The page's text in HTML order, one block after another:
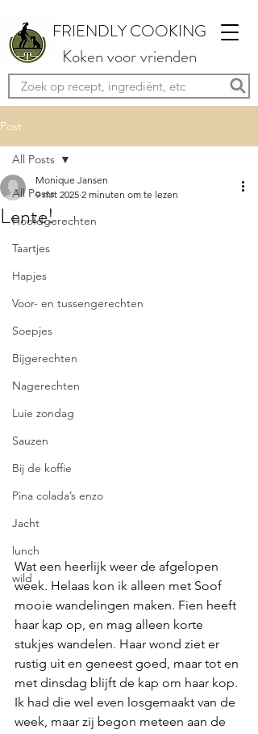
FRIENDLY COOKING
Koken voor vrienden
Post
All Posts
Hoofdgerechten
Taartjes
Hapjes
Voor- en tussengerechten
Soepjes
Bijgerechten
Nagerechten
Luie zondag
Sauzen
Bij de koffie
Pina colada’s enzo
Jacht
lunch
wild
All Posts
Lente!
Monique Jansen
9 mrt 2025 2 minuten om te lezen
Wat een heerlijk weer de afgelopen
week. Helaas kon ik alleen met Soof
mooie wandelingen maken. Fien heeft
haar kap op, en mag alleen korte
stukjes wandelen. Haar wond ziet er
rustig uit en geneest goed, maar tot en
met dinsdag blijft de kap om haar kop.
Ik had die wel even losgemaakt van de
week, maar zij begon meteen aan de